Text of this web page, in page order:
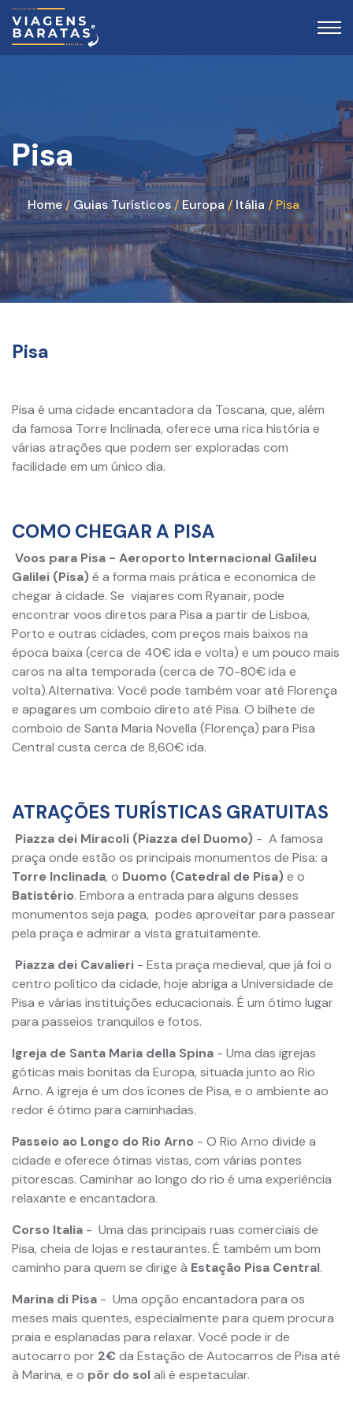
Pisa
Home Guias Turísticos Europa Itália Pisa
Pisa
Pisa é uma cidade encantadora da Toscana, que, além
da famosa Torre Inclinada, oferece uma rica história e
várias atrações que podem ser exploradas com
facilidade em um único dia.
COMO CHEGAR A PISA
Voos para Pisa - Aeroporto Internacional Galileu
Galilei (Pisa)é a forma mais prática e economica de
chegar à cidade. Se viajares com Ryanair, pode
encontrar voos diretos para Pisa a partir de Lisboa,
Porto e outras cidades, com preços mais baixos na
época baixa (cerca de 40€ ida e volta) e um pouco mais
caros na alta temporada (cerca de 70-80€ ida e
volta).Alternativa: Você pode também voar até Florença
e apagares um comboio direto até Pisa. O bilhete de
comboio de Santa Maria Novella (Florença) para Pisa
Central custa cerca de 8,60€ ida.
ATRAÇÕES TURÍSTICAS GRATUITAS
Piazza dei Miracoli (Piazza del Duomo) - A famosa
praça onde estão os principais monumentos de Pisa: a
Torre Inclinada, o Duomo (Catedral de Pisa)e o
Batistério. Embora a entrada para alguns desses
monumentos seja paga, podes aproveitar para passear
pela praça e admirar a vista gratuitamente.
Piazza dei Cavalieri - Esta praça medieval, que já foi o
centro político da cidade, hoje abriga a Universidade de
Pisa e várias instituições educacionais. É um ótimo lugar
para passeios tranquilos e fotos.
Igreja de Santa Maria della Spina - Uma das igrejas
góticas mais bonitas da Europa, situada junto ao Rio
Arno. A igreja é um dos ícones de Pisa, e o ambiente ao
redor é ótimo para caminhadas.
Passeio ao Longo do Rio Arno - O Rio Arno divide a
cidade e oferece ótimas vistas, com várias pontes
pitorescas. Caminhar ao longo do rio é uma experiência
relaxante e encantadora.
Corso Italia - Uma das principais ruas comerciais de
Pisa, cheia de lojas e restaurantes. É também um bom
caminho para quem se dirige à Estação Pisa Central.
Marina di Pisa - Uma opção encantadora para os
meses mais quentes, especialmente para quem procura
praia e esplanadas para relaxar. Você pode ir de
autocarro por 2€da Estação de Autocarros de Pisa até
à Marina, e o pôr do solali é espetacular.